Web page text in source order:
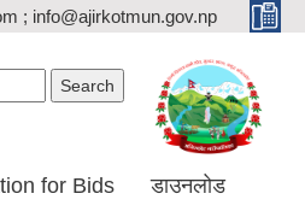
; info@ajirkotmun.gov.np
for Bids डाउनलोड